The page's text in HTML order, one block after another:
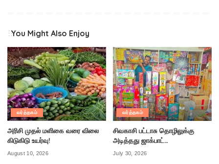
You Might Also Enjoy
வர்த்தகம்
அரிசி முதல் மளிகை வரை விலை
கிடுகிடு உயர்வு!
August 10, 2026
வர்த்தகம்
சிவகாசி பட்டாசு தொழிலுக்கு
அடித்தது ஜாக்பாட்…
July 30, 2026